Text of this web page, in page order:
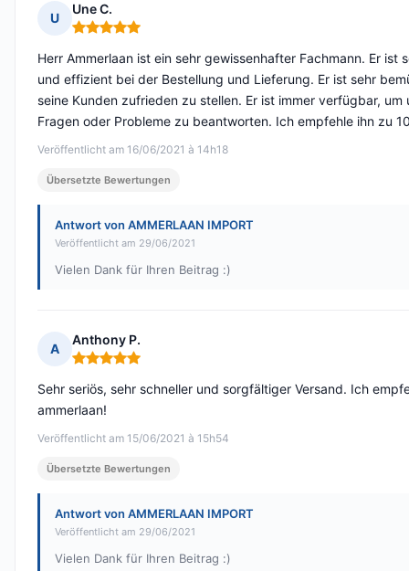
U
Une C.
Hinweis: 5 von 5
Veröffentlicht am 16/06/2021 à 14h18
Herr Ammerlaan ist ein sehr gewissenhafter Fachmann. Er ist
und effizient bei der Bestellung und Lieferung. Er ist sehr
seine Kunden zufrieden zu stellen. Er ist immer verfügbar, um
Fragen oder Probleme zu beantworten. Ich empfehle ihn zu
Übersetzte Bewertungen
Antwort von AMMERLAAN IMPORT
Veröffentlicht am 29/06/2021
Vielen Dank für Ihren Beitrag :)
A
Anthony P.
Hinweis: 5 von 5
Veröffentlicht am 15/06/2021 à 15h54
Sehr seriös, sehr schneller und sorgfältiger Versand. Ich
ammerlaan!
Übersetzte Bewertungen
Antwort von AMMERLAAN IMPORT
Veröffentlicht am 29/06/2021
Vielen Dank für Ihren Beitrag :)